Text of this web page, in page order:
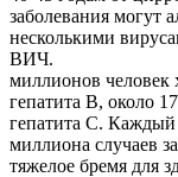
заболевания могут
несколькими
миллионов
гепатита В, около
гепатита С.
миллиона случаев
тяжелое бремя для